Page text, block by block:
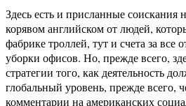
Здесь есть и присланные соискания
корявом английском от людей,
фабрике троллей, тут и счета за все
уборки офисов. Но, прежде всего,
стратегии того, как деятельность
глобальный уровень, прежде всего,
комментарии на американских